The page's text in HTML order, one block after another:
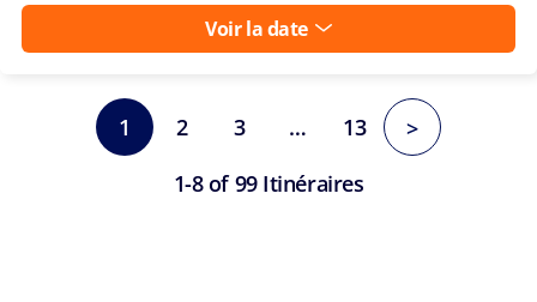
Voir la date
1 2 3 … 13
>
1-8 of 99 Itinéraires